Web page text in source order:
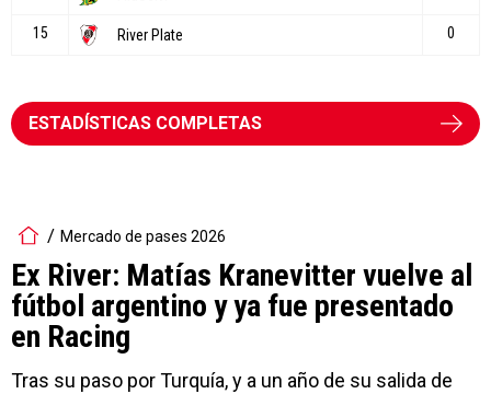
ESTADÍSTICAS COMPLETAS
Mercado de pases 2026
Ex River: Matías Kranevitter vuelve al
fútbol argentino y ya fue presentado
en Racing
Tras su paso por Turquía, y a un año de su salida de